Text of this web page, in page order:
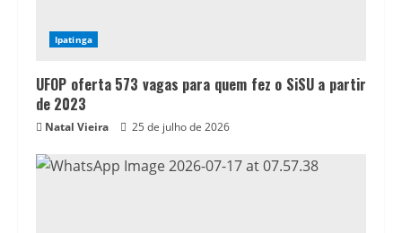
Ipatinga
UFOP oferta 573 vagas para quem fez o SiSU a partir
de 2023
Natal Vieira 25 de julho de 2026